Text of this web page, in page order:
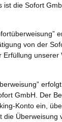
ist die Sofort
von der
unserer
GmbH. Der
Konto ein,
die Überweisung